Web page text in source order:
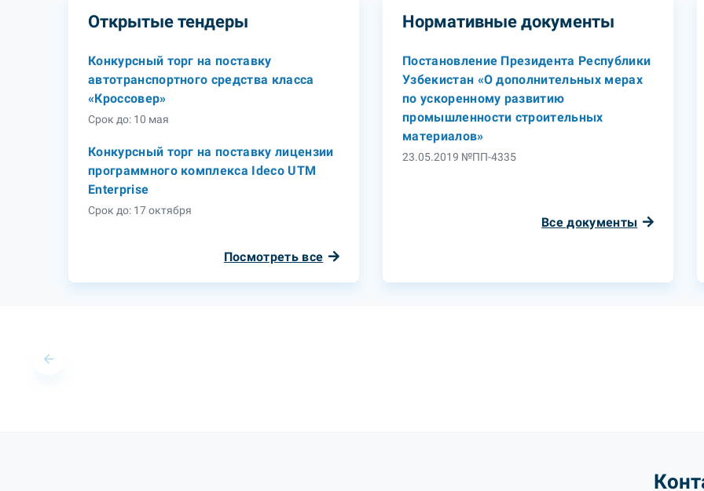
Открытые тендеры
Конкурсный торг на поставку
автотранспортного средства класса
«Кроссовер»
Срок до: 10 мая
Конкурсный торг на поставку лицензии
программного комплекса Ideco UTM
Enterprise
Срок до: 17 октября
Посмотреть все
Нормативные документы
Постановление Президента Республики
Узбекистан «О дополнительных мерах
по ускоренному развитию
промышленности строительных
материалов»
23.05.2019 №ПП-4335
Все документы